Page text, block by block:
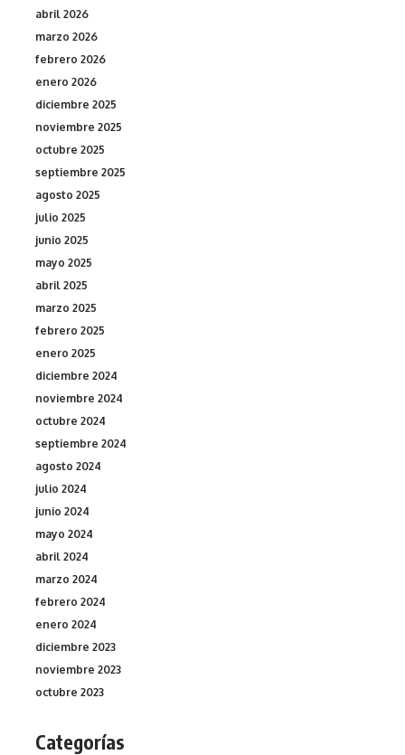
abril 2026
marzo 2026
febrero 2026
enero 2026
diciembre 2025
noviembre 2025
octubre 2025
septiembre 2025
agosto 2025
julio 2025
junio 2025
mayo 2025
abril 2025
marzo 2025
febrero 2025
enero 2025
diciembre 2024
noviembre 2024
octubre 2024
septiembre 2024
agosto 2024
julio 2024
junio 2024
mayo 2024
abril 2024
marzo 2024
febrero 2024
enero 2024
diciembre 2023
noviembre 2023
octubre 2023
Categorías